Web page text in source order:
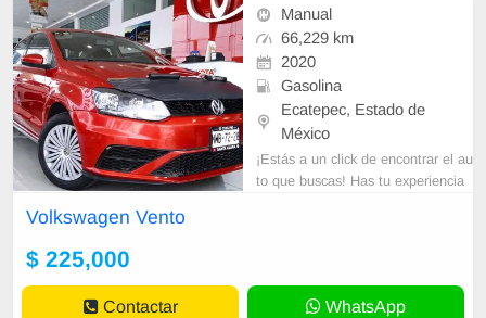
Manual
66,229 km
2020
Gasolina
Ecatepec, Estado de
México
¡Estás a un click de encontrar el au
to que buscas! Has tu experiencia
Volkswagen Vento
$ 225,000
Contactar WhatsApp